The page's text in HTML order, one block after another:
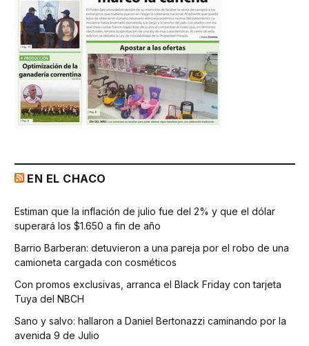
EN EL CHACO
Estiman que la inflación de julio fue del 2% y que el dólar
superará los $1.650 a fin de año
Barrio Barberan: detuvieron a una pareja por el robo de una
camioneta cargada con cosméticos
Con promos exclusivas, arranca el Black Friday con tarjeta
Tuya del NBCH
Sano y salvo: hallaron a Daniel Bertonazzi caminando por la
avenida 9 de Julio